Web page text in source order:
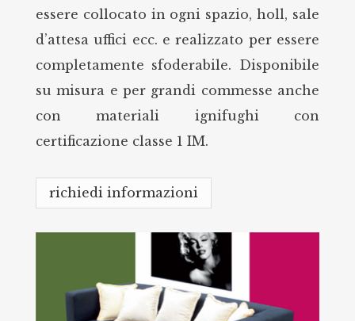
essere collocato in ogni spazio, holl, sale
d’attesa uffici ecc. e realizzato per essere
completamente sfoderabile. Disponibile
su misura e per grandi commesse anche
con materiali ignifughi con
certificazione classe 1 IM.
richiedi informazioni